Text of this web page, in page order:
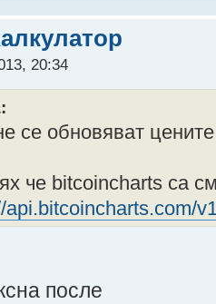
20:34
се обновяват
че bitcoincharts са
api.bitcoincharts.com/
после